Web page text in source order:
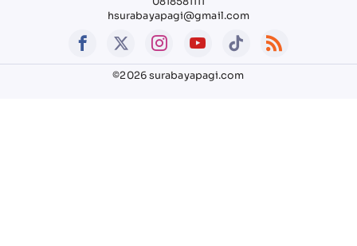
hsurabayapagi@gmail.com
©2026 surabayapagi.com